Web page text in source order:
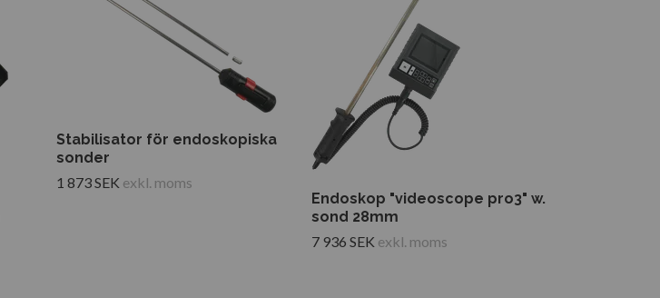
Stabilisator för endoskopiska
sonder
1 873 SEK exkl. moms
Endoskop "videoscope pro3" w.
sond 28mm
7 936 SEK exkl. moms